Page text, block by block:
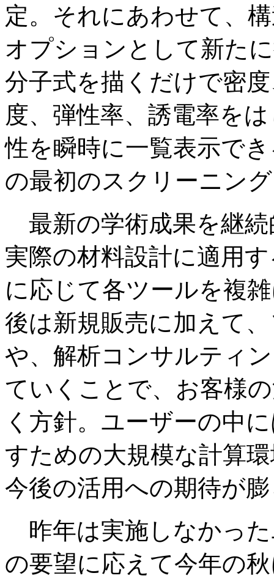
定。それにあわせて、
オプションとして新た
分子式を描くだけで密
度、弾性率、誘電率を
性を瞬時に一覧表示で
の最初のスクリーニン
最新の学術成果を継続
実際の材料設計に適用
に応じて各ツールを複
後は新規販売に加えて
や、解析コンサルティ
ていくことで、お客様
く方針。ユーザーの中
すための大規模な計算
今後の活用への期待が
昨年は実施しなかっ
の要望に応えて今年の